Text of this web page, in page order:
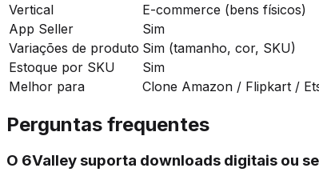
Vertical
E-commerce (bens físicos)
App Seller
Sim
Variações de produto Sim (tamanho, cor, SKU)
Estoque por SKU
Sim
Melhor para
Clone Amazon / Flipkart /
Perguntas frequentes
O 6Valley suporta downloads digitais ou